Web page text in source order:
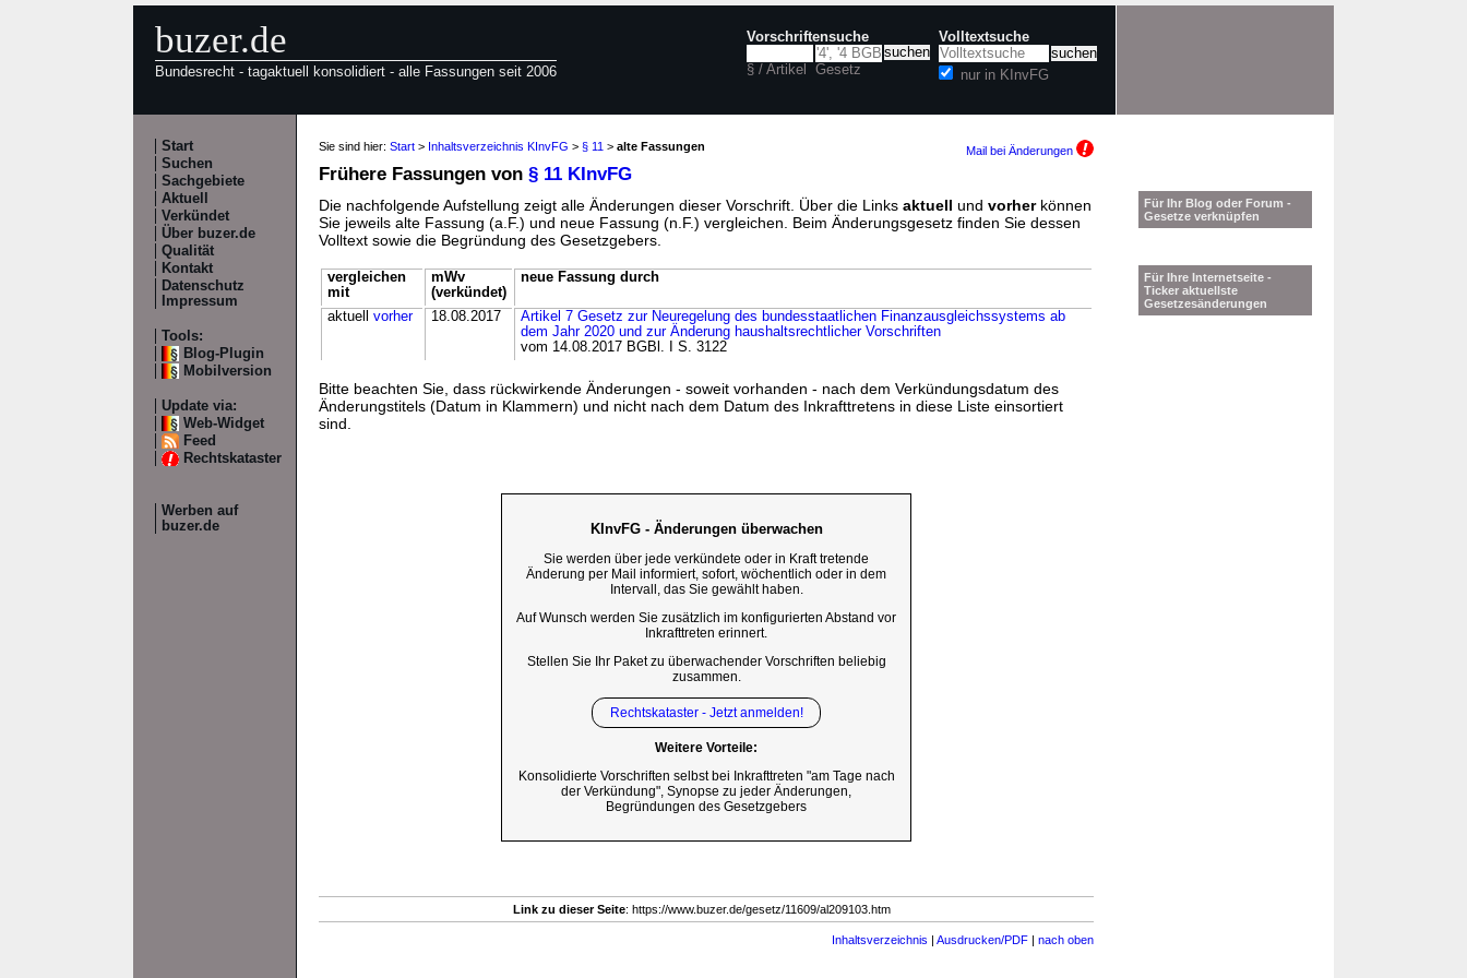
buzer.de
Bundesrecht - tagaktuell konsolidiert - alle Fassungen seit 2006
Vorschriftensuche
§ / Artikel Gesetz
Volltextsuche
nur in KInvFG
Start
Suchen
Sachgebiete
Aktuell
Verkündet
Über buzer.de
Qualität
Kontakt
Datenschutz
Impressum
Tools:
Blog-Plugin
Mobilversion
Update via:
Web-Widget
Feed
Rechtskataster
Werben auf
buzer.de
Sie sind hier: Start > Inhaltsverzeichnis KInvFG > § 11 > alte Fassungen Mail bei Änderungen
Frühere Fassungen von § 11 KInvFG
Die nachfolgende Aufstellung zeigt alle Änderungen dieser Vorschrift. Über die Links aktuell und vorherkönnen
Sie jeweils alte Fassung (a.F.) und neue Fassung (n.F.) vergleichen. Beim Änderungsgesetz finden Sie dessen
Volltext sowie die Begründung des Gesetzgebers.
vergleichen
mit
mWv
(verkündet)
neue Fassung durch
aktuell vorher 18.08.2017
Artikel 7 Gesetz zur Neuregelung des bundesstaatlichen Finanzausgleichssystems ab
dem Jahr 2020 und zur Änderung haushaltsrechtlicher Vorschriften
vom 14.08.2017 BGBl. I S. 3122
Bitte beachten Sie, dass rückwirkende Änderungen - soweit vorhanden - nach dem Verkündungsdatum des
Änderungstitels (Datum in Klammern) und nicht nach dem Datum des Inkrafttretens in diese Liste einsortiert
sind.
KInvFG - Änderungen überwachen
Sie werden über jede verkündete oder in Kraft tretende
Änderung per Mail informiert, sofort, wöchentlich oder in dem
Intervall, das Sie gewählt haben.
Auf Wunsch werden Sie zusätzlich im konfigurierten Abstand vor
Inkrafttreten erinnert.
Stellen Sie Ihr Paket zu überwachender Vorschriften beliebig
zusammen.
Rechtskataster - Jetzt anmelden!
Weitere Vorteile:
Konsolidierte Vorschriften selbst bei Inkrafttreten "am Tage nach
der Verkündung", Synopse zu jeder Änderungen,
Begründungen des Gesetzgebers
Link zu dieser Seite: https://www.buzer.de/gesetz/11609/al209103.htm
Inhaltsverzeichnis | Ausdrucken/PDF | nach oben
Für Ihr Blog oder Forum -
Gesetze verknüpfen
Für Ihre Internetseite -
Ticker aktuellste
Gesetzesänderungen